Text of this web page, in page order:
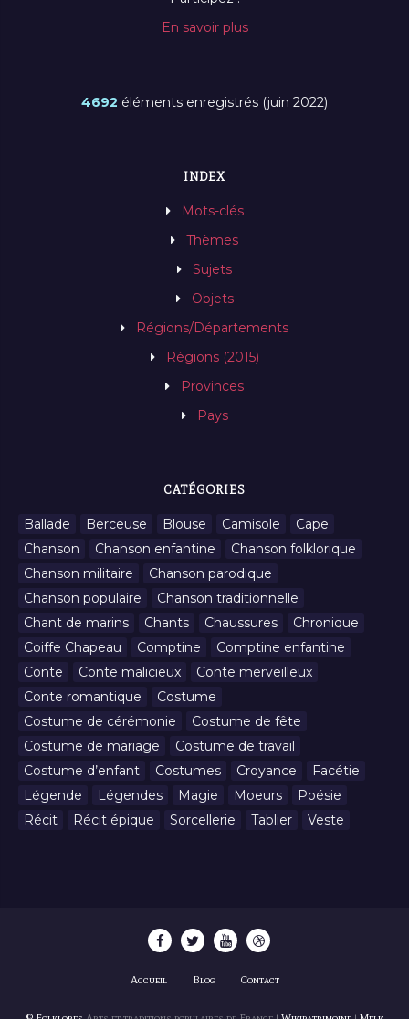
En savoir plus
4692 éléments enregistrés (juin 2022)
INDEX
Mots-clés
Thèmes
Sujets
Objets
Régions/Départements
Régions (2015)
Provinces
Pays
CATÉGORIES
Ballade Berceuse Blouse Camisole
Cape
Chanson
Chanson enfantine
Chanson folklorique
Chanson militaire
Chanson parodique
Chanson populaire
Chanson traditionnelle
Chant de marins
Chants Chaussures
Chronique
Coiffe Chapeau
Comptine
Comptine enfantine
Conte
Conte malicieux
Conte merveilleux
Conte romantique
Costume
Costume de cérémonie
Costume de fête
Costume de mariage
Costume de travail
Costume d’enfant
Costumes Croyance
Facétie
Légende
Légendes Magie Moeurs
Poésie
Récit
Récit épique Sorcellerie Tablier Veste
Accueil Blog Contact